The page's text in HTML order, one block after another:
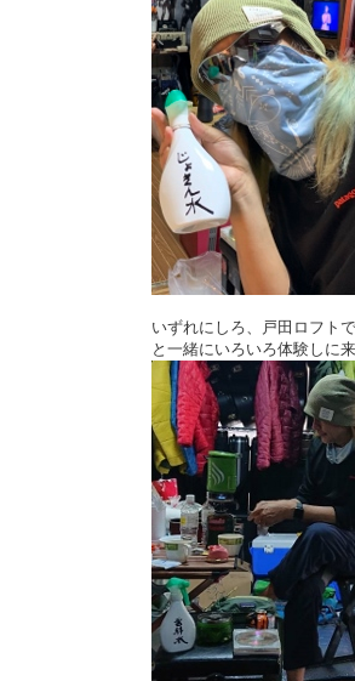
いずれにしろ、戸田ロフト
と一緒にいろいろ体験しに